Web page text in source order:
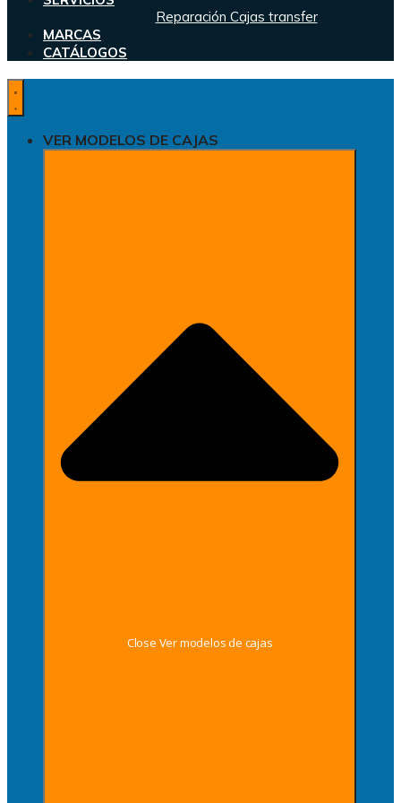
Reparación Cajas transfer
MARCAS
CATÁLOGOS
VER MODELOS DE CAJAS
Close Ver modelos de cajas